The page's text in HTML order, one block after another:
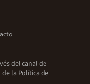
del canal de
de la Política de